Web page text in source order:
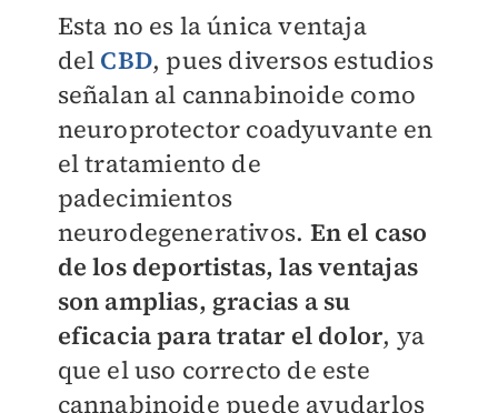
Esta no es la única ventaja
del CBD, pues diversos estudios
señalan al cannabinoide como
neuroprotector coadyuvante en
el tratamiento de
padecimientos
neurodegenerativos. En el caso
de los deportistas, las ventajas
son amplias, gracias a su
eficacia para tratar el dolor, ya
que el uso correcto de este
cannabinoide puede ayudarlos